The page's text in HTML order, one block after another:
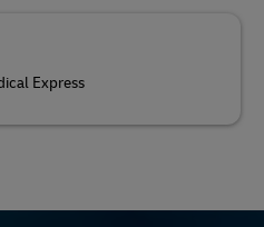
Express